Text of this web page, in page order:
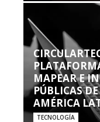
MAPEAR E
PÚBLICAS
AMÉRICA
TECNOLOGÍA